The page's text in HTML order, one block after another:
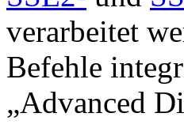
verarbeitet
Befehle
„Advanced